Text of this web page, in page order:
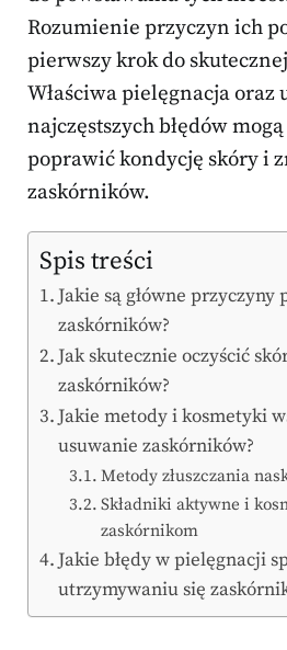
Rozumienie przyczyn ich
pierwszy krok do
Właściwa pielęgnacja oraz
najczęstszych błędów
poprawić kondycję skóry i
zaskórników.
Spis treści
Jakie są główne przyczyny
zaskórników?
Jak skutecznie oczyścić
zaskórników?
Jakie metody i kosmetyki
usuwanie zaskórników?
Metody złuszczania
Składniki aktywne i
zaskórnikom
Jakie błędy w pielęgnacji
utrzymywaniu się